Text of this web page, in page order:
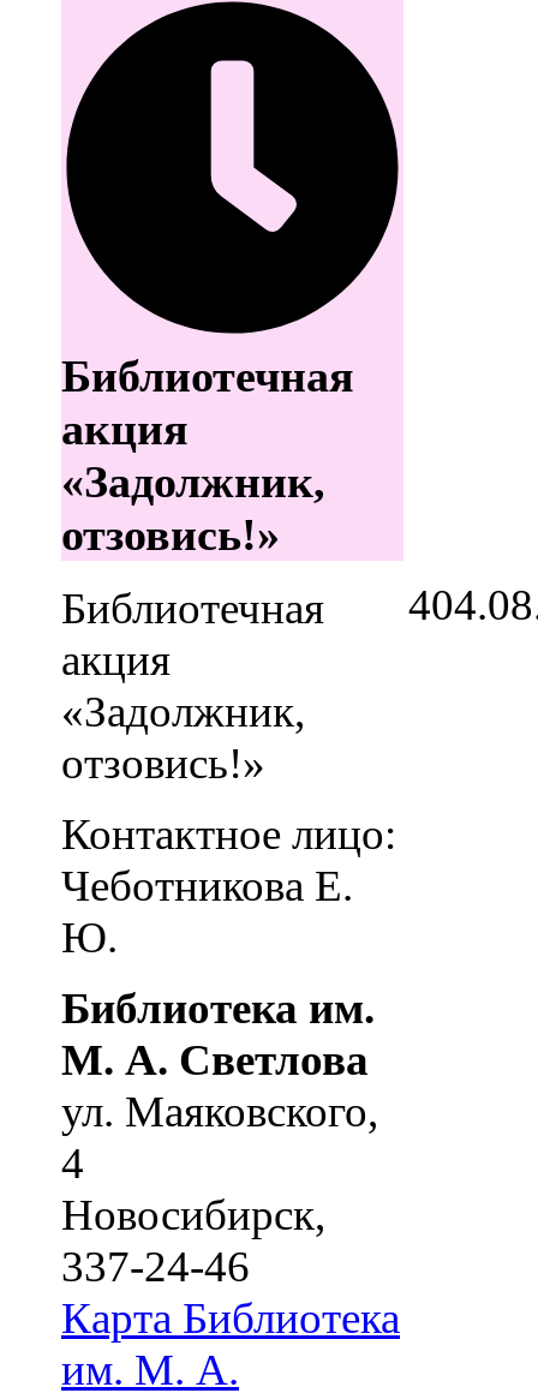
Библиотечная
акция
«Задолжник,
отзовись!»
Библиотечная
акция
«Задолжник,
отзовись!»
Контактное лицо:
Чеботникова Е.
Ю.
Библиотека им.
М. А. Светлова
ул. Маяковского,
4
Новосибирск,
337-24-46
Карта Библиотека
им. М. А.
4